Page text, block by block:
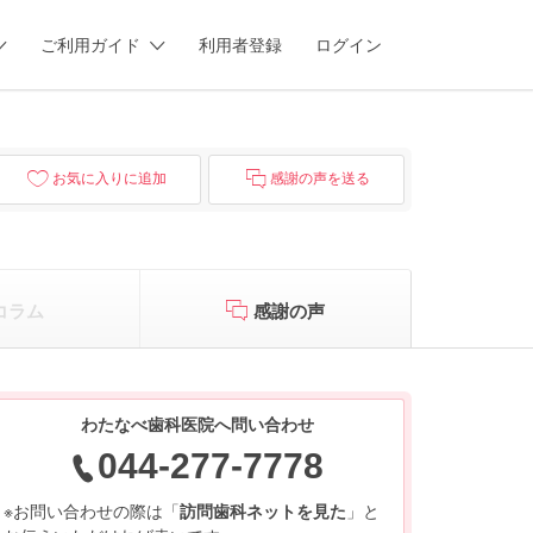
ご利用ガイド 利用者登録 ログイン
お気に入りに追加 感謝の声を送る
ラム 感謝の声
わたなべ歯科医院へ問い合わせ
044-277-7778
※お問い合わせの際は「訪問歯科ネットを見た 」と